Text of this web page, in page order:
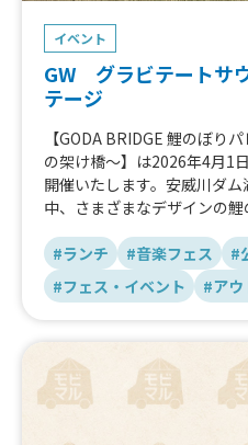
イベント
GW グラビテートサ
テージ
【GODA BRIDGE 鯉のぼり
の架け橋〜】は2026年4⽉1
開催いたします。安威川ダ
中、さまざまなデザインの
いばきたエリアにふさわしい
ことができるイベントです。
ゴールデンウィーク中に橋を
す。（先着2000名）
#ランチ #音楽フェス #
#フェス・イベント
#アウ